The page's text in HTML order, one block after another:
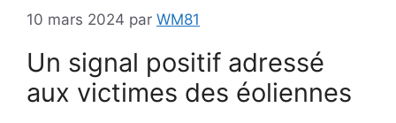
10 mars 2024 par WM81
Un signal positif adressé
aux victimes des éoliennes